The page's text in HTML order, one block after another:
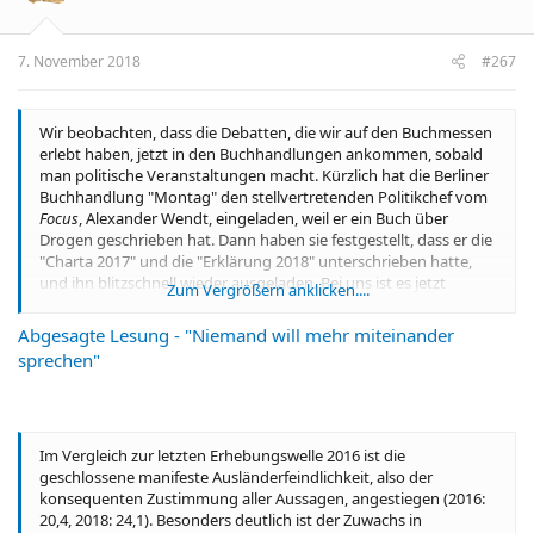
7. November 2018 #267
Wir beobachten, dass die Debatten, die wir auf den Buchmessen
erlebt haben, jetzt in den Buchhandlungen ankommen, sobald
man politische Veranstaltungen macht. Kürzlich hat die Berliner
Buchhandlung "Montag" den stellvertretenden Politikchef vom
Focus, Alexander Wendt, eingeladen, weil er ein Buch über
Drogen geschrieben hat. Dann haben sie festgestellt, dass er die
"Charta 2017" und die "Erklärung 2018" unterschrieben hatte,
und ihn blitzschnell wieder ausgeladen. Bei uns ist es jetzt
andersherum, aber im Grunde ähnlich: Niemand will mehr
miteinander sprechen.
[...]
einer Buchhandlung wie Ihrer vorkommen?
Das Argument kenne ich schon von vor 30 Jahren. Aber erstens
sind wir bei Lehmkuhl nicht in der Position, gesellschaftliche
Zum Vergrößern anklicken....
Abgesagte Lesung - "Niemand will mehr miteinander
sprechen"
Im Vergleich zur letzten Erhebungswelle 2016 ist die
geschlossene manifeste Ausländerfeindlichkeit, also der
konsequenten Zustimmung aller Aussagen, angestiegen (2016:
20,4, 2018: 24,1). Besonders deutlich ist der Zuwachs in